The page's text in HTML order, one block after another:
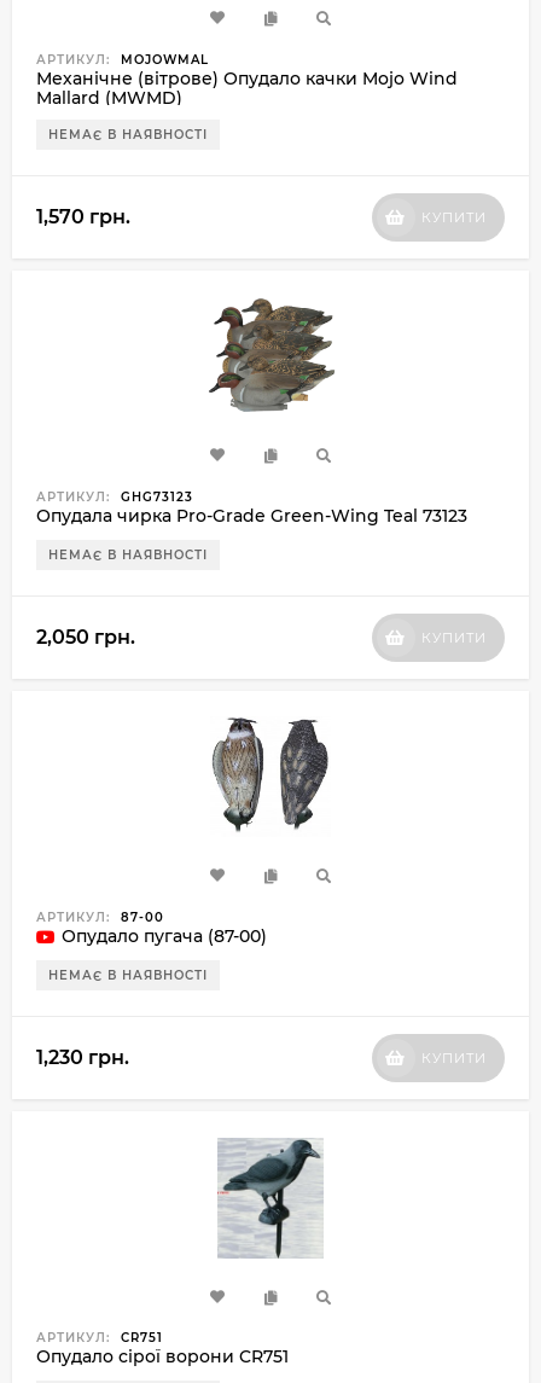
АРТИКУЛ: MOJOWMAL
Механічне (вітрове) Опудало качки Mojo Wind
Mallard (MWMD)
НЕМАЄ В НАЯВНОСТІ
1,570 грн. КУПИТИ
АРТИКУЛ: GHG73123
Опудала чирка Pro-Grade Green-Wing Teal 73123
НЕМАЄ В НАЯВНОСТІ
2,050 грн. КУПИТИ
АРТИКУЛ: 87-00
Опудало пугача (87-00)
НЕМАЄ В НАЯВНОСТІ
1,230 грн. КУПИТИ
АРТИКУЛ: CR751
Опудало сірої ворони CR751